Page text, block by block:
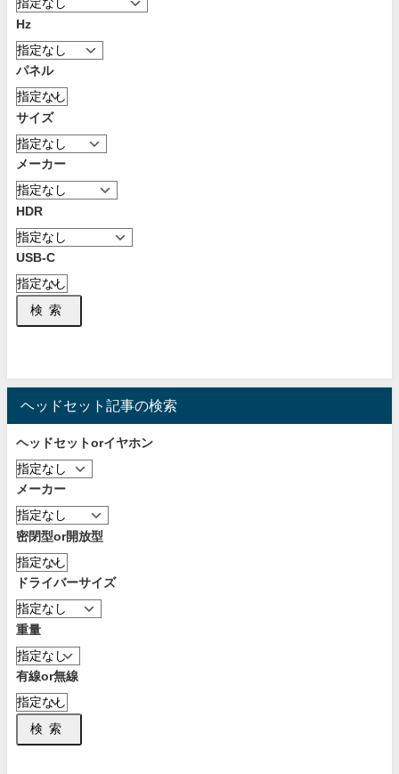
Hz
パネル
サイズ
メーカー
HDR
USB-C
検索
ヘッドセット記事の検索
ヘッドセットorイヤホン
メーカー
密閉型or開放型
ドライバーサイズ
重量
有線or無線
検索